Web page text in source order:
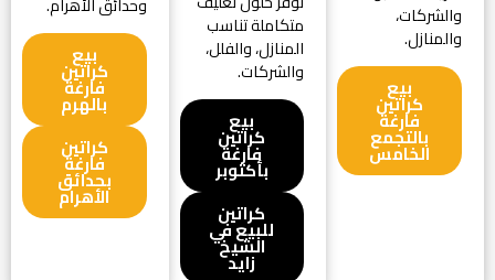
والشركات،
والمنازل.
بيع
كراتين
فارغة
بالتجمع
الخامس
متكاملة تناسب
المنازل، والفلل،
والشركات.
بيع
كراتين
فارغة
بأكتوبر
كراتين
للبيع في
الشيخ
زايد
بيع
كراتين
فارغة
بالهرم
كراتين
فارغة
بحدائق
الأهرام